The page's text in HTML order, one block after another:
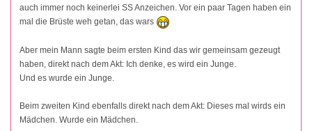
auch immer noch keinerlei SS Anzeichen. Vor ein paar Tagen haben ein
mal die Brüste weh getan, das wars
Aber mein Mann sagte beim ersten Kind das wir gemeinsam gezeugt
haben, direkt nach dem Akt: Ich denke, es wird ein Junge.
Und es wurde ein Junge.
Beim zweiten Kind ebenfalls direkt nach dem Akt: Dieses mal wirds ein
Mädchen. Wurde ein Mädchen.